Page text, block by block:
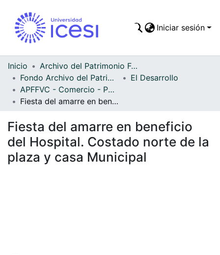
Todo DSpace
Estadísticas
Iniciar sesión
Inicio
Archivo del Patrimonio Fotográfico y Fílmico del Valle del Cauca
Fondo Archivo del Patrimonio Fotográfico y Fílmico del Valle del Cauca
El Desarrollo
APFFVC - Comercio - Patrimonial
Fiesta del amarre en beneficio del Hospital. Costado norte de la plaza y casa Municipal
Fiesta del amarre en beneficio
del Hospital. Costado norte de la
plaza y casa Municipal